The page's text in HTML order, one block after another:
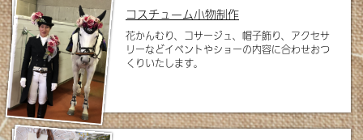
コスチューム小物制作
花かんむり、コサージュ、帽子飾り、アクセサ
リーなどイベントやショーの内容に合わせおつ
くりいたします。